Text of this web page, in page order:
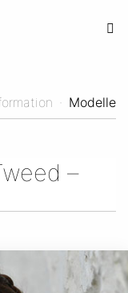
· Modelle
–